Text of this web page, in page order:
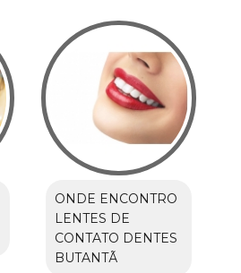
ONDE ENCONTRO
LENTES DE
CONTATO DENTES
BUTANTÃ